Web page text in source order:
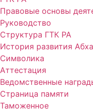
Правовые основы
Руководство
Структура ГТК РА
История развития
Символика
Аттестация
Ведомственные
Страница памяти
Таможенное